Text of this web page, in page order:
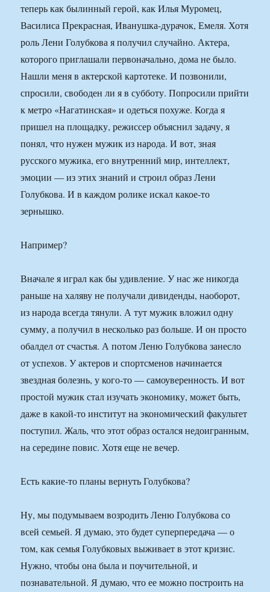
теперь как былинный герой, как Илья Муромец,
Василиса Прекрасная, Иванушка-дурачок, Емеля. Хотя
роль Лени Голубкова я получил случайно. Актера,
которого приглашали первоначально, дома не было.
Нашли меня в актерской картотеке. И позвонили,
спросили, свободен ли я в субботу. Попросили прийти
к метро «Нагатинская» и одеться похуже. Когда я
пришел на площадку, режиссер объяснил задачу, я
понял, что нужен мужик из народа. И вот, зная
русского мужика, его внутренний мир, интеллект,
эмоции — из этих знаний и строил образ Лени
Голубкова. И в каждом ролике искал какое-то
зернышко.
Например?
Вначале я играл как бы удивление. У нас же никогда
раньше на халяву не получали дивиденды, наоборот,
из народа всегда тянули. А тут мужик вложил одну
сумму, а получил в несколько раз больше. И он просто
обалдел от счастья. А потом Леню Голубкова занесло
от успехов. У актеров и спортсменов начинается
звездная болезнь, у кого-то — самоуверенность. И вот
простой мужик стал изучать экономику, может быть,
даже в какой-то институт на экономический факультет
поступил. Жаль, что этот образ остался недоигранным,
на середине повис. Хотя еще не вечер.
Есть какие-то планы вернуть Голубкова?
Ну, мы подумываем возродить Леню Голубкова со
всей семьей. Я думаю, это будет суперпередача — о
том, как семья Голубковых выживает в этот кризис.
Нужно, чтобы она была и поучительной, и
познавательной. Я думаю, что ее можно построить на